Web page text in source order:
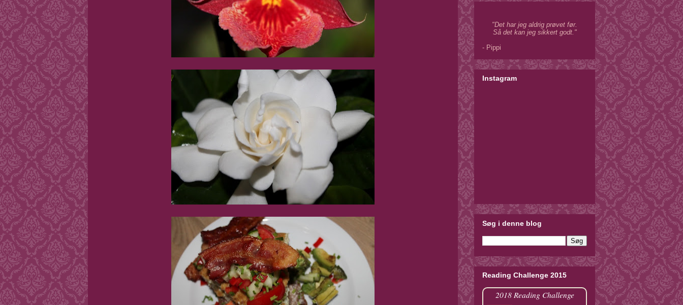
"Det har jeg aldrig prøvet før.
Så det kan jeg sikkert godt."
- Pippi
Instagram
Søg i denne blog
Reading Challenge 2015
2018 Reading Challenge